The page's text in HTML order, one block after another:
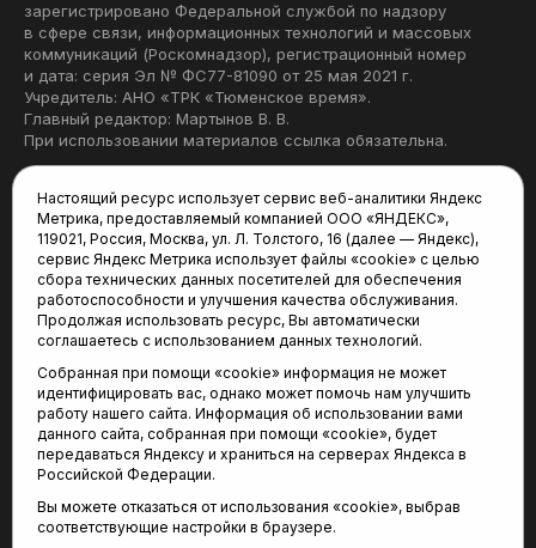
зарегистрировано Федеральной службой по надзору
в сфере связи, информационных технологий и массовых
коммуникаций (Роскомнадзор), регистрационный номер
и дата: серия Эл № ФС77-81090 от 25 мая 2021 г.
Учредитель: АНО «ТРК «Тюменское время».
Главный редактор: Мартынов В. В.
При использовании материалов ссылка обязательна.
Редакция:
625035, Тюмень, пр. Геологоразведчиков, 28А
(3452) 68-22-28
tum-arena@mail.ru
Отдел продаж:
(3452) 68-89-78
kotovaev@sibinformburo.ru
Настоящий ресурс использует сервис веб-аналитики Яндекс
Метрика, предоставляемый компанией ООО «ЯНДЕКС»,
119021, Россия, Москва, ул. Л. Толстого, 16 (далее — Яндекс),
сервис Яндекс Метрика использует файлы «cookie» с целью
сбора технических данных посетителей для обеспечения
работоспособности и улучшения качества обслуживания.
Продолжая использовать ресурс, Вы автоматически
соглашаетесь с использованием данных технологий.
Собранная при помощи «cookie» информация не может
идентифицировать вас, однако может помочь нам улучшить
работу нашего сайта. Информация об использовании вами
данного сайта, собранная при помощи «cookie», будет
передаваться Яндексу и храниться на серверах Яндекса в
Российской Федерации.
Вы можете отказаться от использования «cookie», выбрав
соответствующие настройки в браузере.